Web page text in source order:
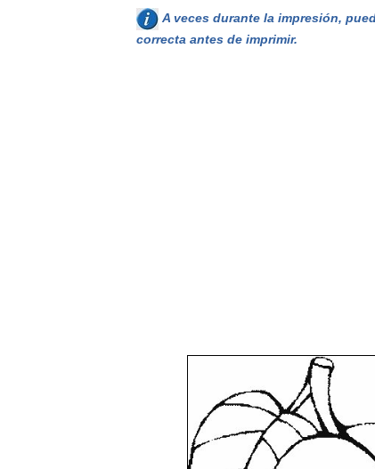
A veces durante la impresión,
correcta antes de imprimir.